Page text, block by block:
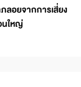
ลอยจากการเสี่ยง
นใหญ่